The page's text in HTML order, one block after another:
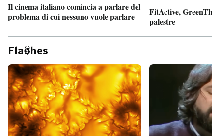
Il cinema italiano comincia a parlare del
problema di cui nessuno vuole parlare
FitActive,
palestre
Fla hes